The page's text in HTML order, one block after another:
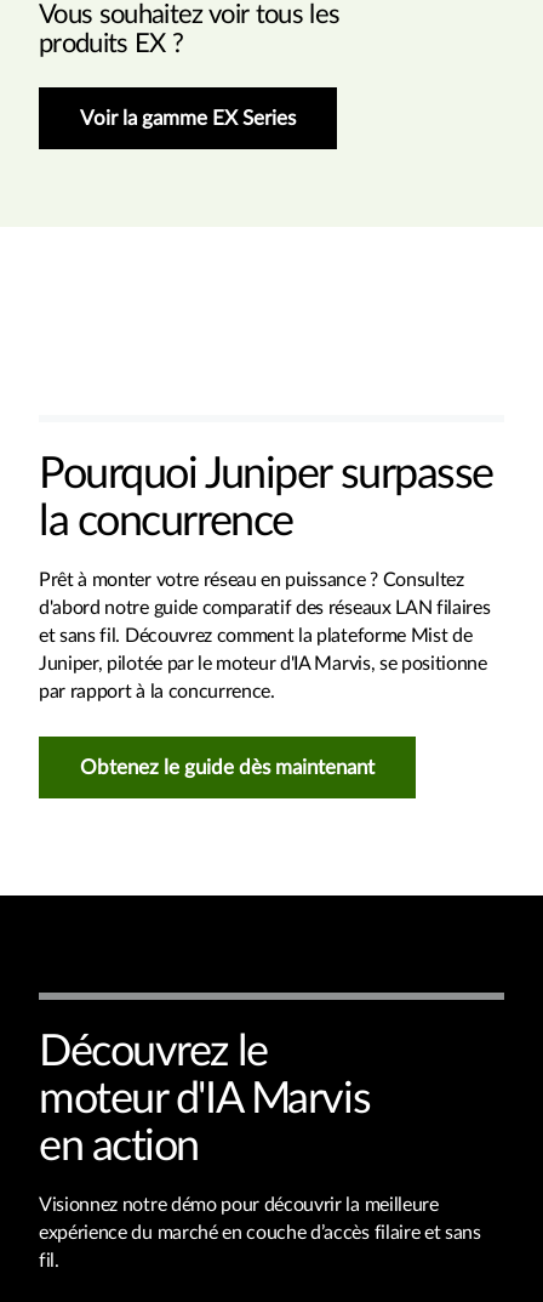
Vous souhaitez voir tous les
produits EX ?
Voir la gamme EX Series
Pourquoi Juniper surpasse
la concurrence
Prêt à monter votre réseau en puissance ? Consultez
d'abord notre guide comparatif des réseaux LAN filaires
et sans fil. Découvrez comment la plateforme Mist de
Juniper, pilotée par le moteur d'IA Marvis, se positionne
par rapport à la concurrence.
Obtenez le guide dès maintenant
Découvrez le
moteur d'IA Marvis
en action
Visionnez notre démo pour découvrir la meilleure
expérience du marché en couche d’accès filaire et sans
fil.